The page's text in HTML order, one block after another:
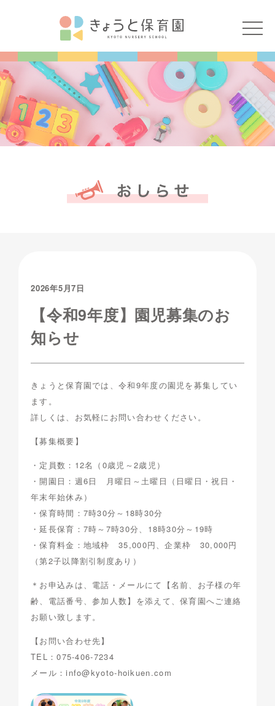
2026年5月7日
【令和9年度】園児募集のお
知らせ
きょうと保育園では、令和9年度の園児を募集してい
ます。
詳しくは、お気軽にお問い合わせください。
【募集概要】
・定員数：12名（0歳児～2歳児）
・開園日：週6日 月曜日～土曜日（日曜日・祝日・
年末年始休み）
・保育時間：7時30分～18時30分
・延長保育：7時～7時30分、18時30分～19時
・保育料金：地域枠 35,000円、企業枠 30,000円
（第2子以降割引制度あり）
＊お申込みは、電話・メールにて【名前、お子様の年
齢、電話番号、参加人数】を添えて、保育園へご連絡
お願い致します。
【お問い合わせ先】
TEL：075-406-7234
メール：info@kyoto-hoikuen.com